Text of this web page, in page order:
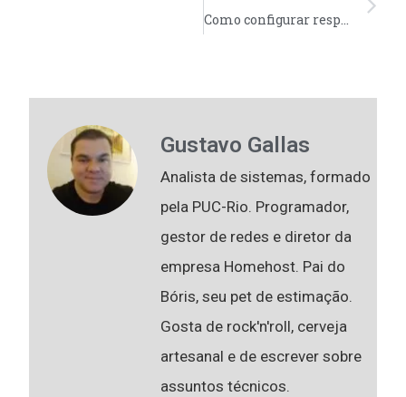
Como configurar resposta automática de emails
Gustavo Gallas
Analista de sistemas, formado
pela PUC-Rio. Programador,
gestor de redes e diretor da
empresa Homehost. Pai do
Bóris, seu pet de estimação.
Gosta de rock'n'roll, cerveja
artesanal e de escrever sobre
assuntos técnicos.